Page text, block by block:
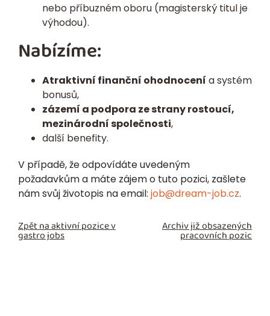
nebo příbuzném oboru (magisterský titul je
výhodou).
Nabízíme:
Atraktivní finanční ohodnocení a systém
bonusů,
zázemí a podpora ze strany rostoucí,
mezinárodní společnosti,
další benefity.
V případě, že odpovídáte uvedeným
požadavkům a máte zájem o tuto pozici, zašlete
nám svůj životopis na email: job@dream-job.cz.
Zpět na aktivní pozice v
gastro jobs
Archiv již obsazených
pracovních pozic